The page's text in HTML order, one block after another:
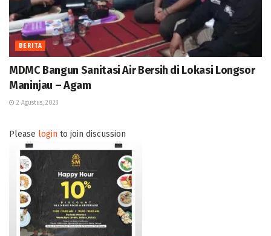
BERITA
MDMC Bangun Sanitasi Air Bersih di Lokasi Longsor
Maninjau – Agam
2 Agustus, 2023
Please login to join discussion